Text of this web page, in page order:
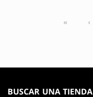
« ‹
THEBUSCAR UNA TIENDA